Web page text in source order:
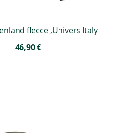
fleece ,Univers Italy
46,90€